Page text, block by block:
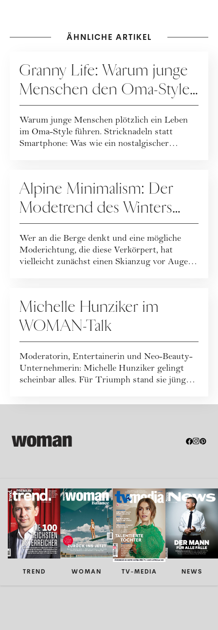
ÄHNLICHE ARTIKEL
Granny Life: Warum junge
Menschen den Oma-Style
lieben
Warum junge Menschen plötzlich ein Leben
im Oma-Style führen. Stricknadeln statt
Smartphone: Was wie ein nostalgischer
Alpine Minimalism: Der
Modetrend des Winters
zum Nachstylen
Wer an die Berge denkt und eine mögliche
Moderichtung, die diese Verkörpert, hat
vielleicht zunächst einen Skianzug vor Augen.
Michelle Hunziker im
WOMAN-Talk
Moderatorin, Entertainerin und Neo-Beauty-
Unternehmerin: Michelle Hunziker gelingt
scheinbar alles. Für Triumph stand sie jüngst
TREND WOMAN TV-MEDIA NEWS